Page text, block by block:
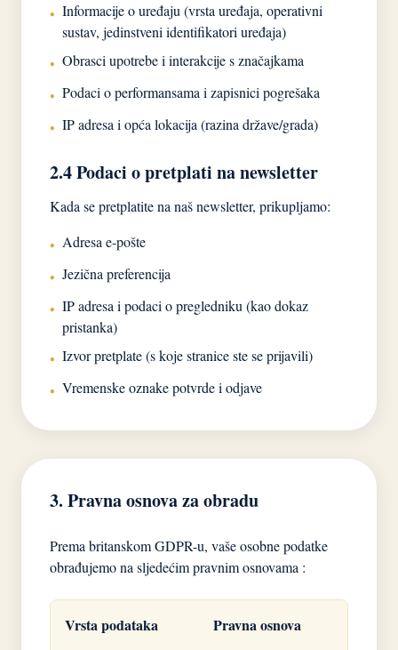
• Informacije o uređaju (vrsta uređaja, operativni
sustav, jedinstveni identifikatori uređaja)
• Obrasci upotrebe i interakcije s značajkama
• Podaci o performansama i zapisnici pogrešaka
• IP adresa i opća lokacija (razina države/grada)
2.4 Podaci o pretplati na newsletter
Kada se pretplatite na naš newsletter, prikupljamo:
• Adresa e-pošte
• Jezična preferencija
• IP adresa i podaci o pregledniku (kao dokaz
pristanka)
• Izvor pretplate (s koje stranice ste se prijavili)
• Vremenske oznake potvrde i odjave
3. Pravna osnova za obradu
Prema britanskom GDPR-u, vaše osobne podatke
obrađujemo na sljedećim pravnim osnovama :
Vrsta podataka Pravna osnova